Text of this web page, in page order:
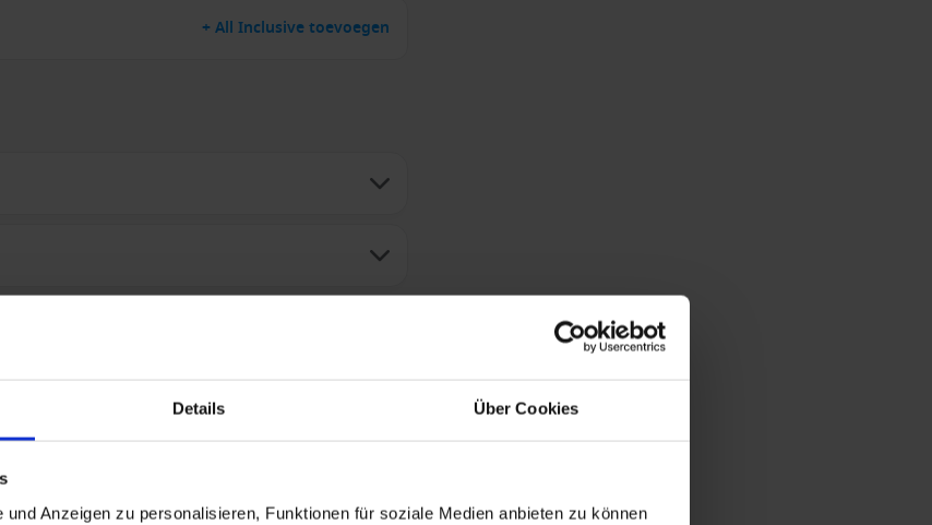
Details Über Cookies
Anzeigen zu personalisieren, Funktionen für soziale Medien anbieten zu können
+ All Inclusive toevoegen
aantrekkelijke voordelen op